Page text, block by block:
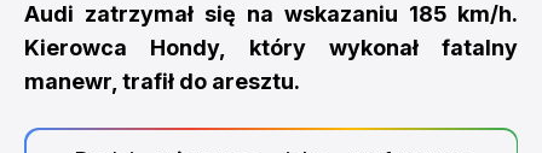
Audi zatrzymał się na wskazaniu 185 km/h.
Kierowca Hondy, który wykonał fatalny
manewr, trafił do aresztu.